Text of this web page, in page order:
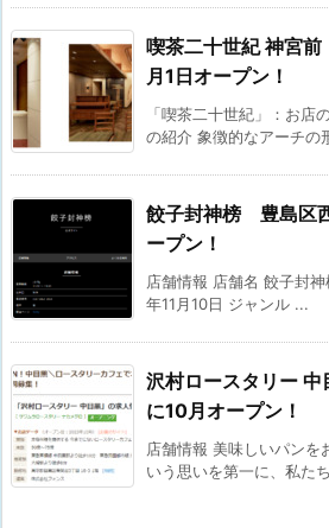
喫茶二十世紀 神宮
月1日オープン！
「喫茶二十世紀」：お店
の紹介 象徴的なアーチの
餃子封神榜 豊島区
ープン！
店舗情報 店舗名 餃子封
年11月10日 ジャンル ...
沢村ロースタリー
に10月オープン！
店舗情報 美味しいパンを
いう思いを第一に、私た